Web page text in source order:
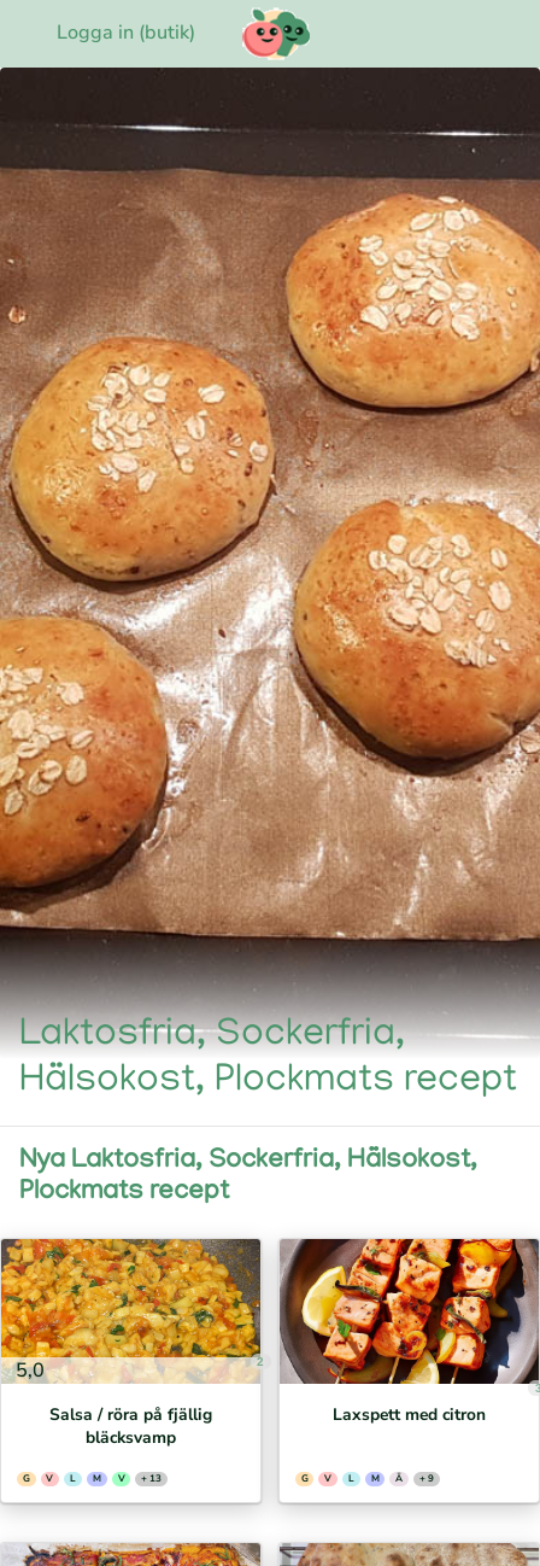
Logga in (butik)
Laktosfria, Sockerfria,
Hälsokost, Plockmats recept
Nya Laktosfria, Sockerfria, Hälsokost,
Plockmats recept
5,0 2
Salsa / röra på fjällig
bläcksvamp
G V L M V + 13
Laxspett med citron
G V L M Ä + 9